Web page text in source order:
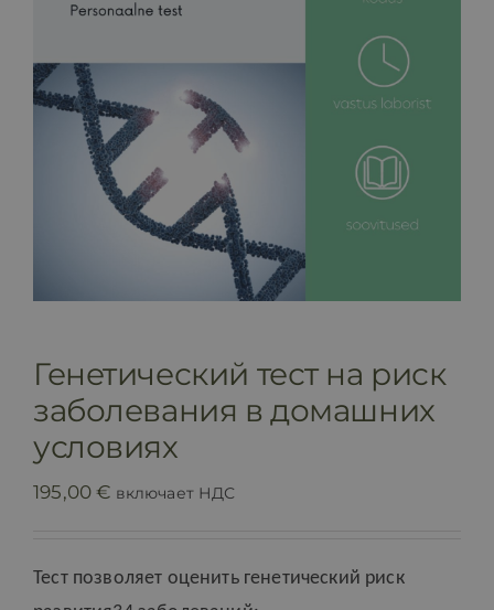
Контакт
Генетический тест на риск
заболевания в домашних
условиях
195,00€ включает НДС
Тест позволяет оценить генетический риск